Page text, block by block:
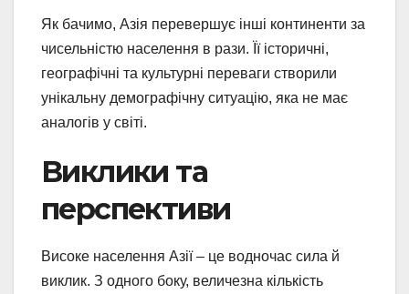
Як бачимо, Азія перевершує інші континенти за
чисельністю населення в рази. Її історичні,
географічні та культурні переваги створили
унікальну демографічну ситуацію, яка не має
аналогів у світі.
Виклики та
перспективи
Високе населення Азії – це водночас сила й
виклик. З одного боку, величезна кількість